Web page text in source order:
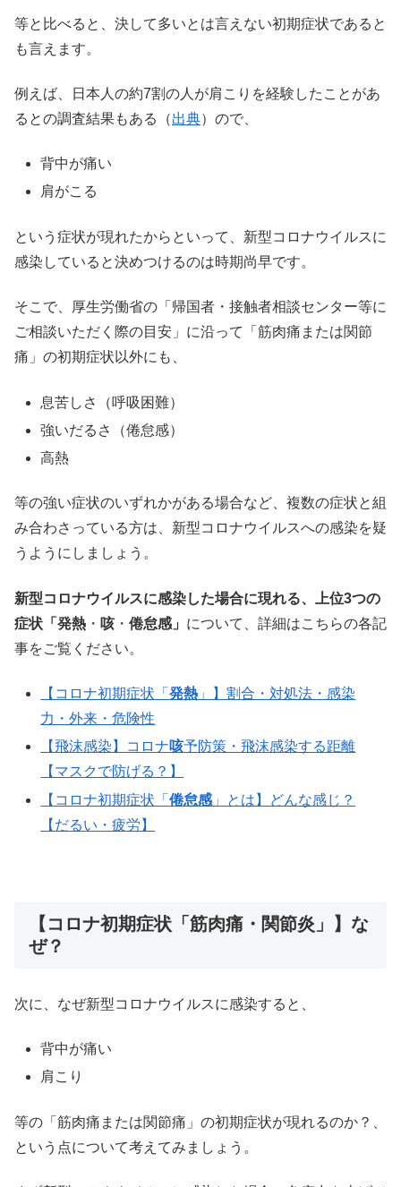
等と比べると、決して多いとは言えない初期症状であると
も言えます。
例えば、日本人の約7割の人が肩こりを経験したことがあ
るとの調査結果もある（出典）ので、
背中が痛い
肩がこる
という症状が現れたからといって、新型コロナウイルスに
感染していると決めつけるのは時期尚早です。
そこで、厚生労働省の「帰国者・接触者相談センター等に
ご相談いただく際の目安」に沿って「筋肉痛または関節
痛」の初期症状以外にも、
息苦しさ（呼吸困難）
強いだるさ（倦怠感）
高熱
等の強い症状のいずれかがある場合など、複数の症状と組
み合わさっている方は、新型コロナウイルスへの感染を疑
うようにしましょう。
新型コロナウイルスに感染した場合に現れる、上位3つの
症状「発熱 ・ 咳 ・ 倦怠感」 について、詳細はこちらの各記
事をご覧ください。
【コロナ初期症状「発熱 」】割合・対処法・感染
力・外来・危険性
【飛沫感染】コロナ咳予防策・飛沫感染する距離
【マスクで防げる？】
【コロナ初期症状「倦怠感 」とは】どんな感じ？
【だるい・疲労】
【コロナ初期症状「筋肉痛・関節炎」】な
ぜ？
次に、なぜ新型コロナウイルスに感染すると、
背中が痛い
肩こり
等の「筋肉痛または関節痛」の初期症状が現れるのか？、
という点について考えてみましょう。